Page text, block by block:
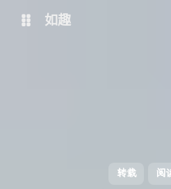
如趣
转载 阅